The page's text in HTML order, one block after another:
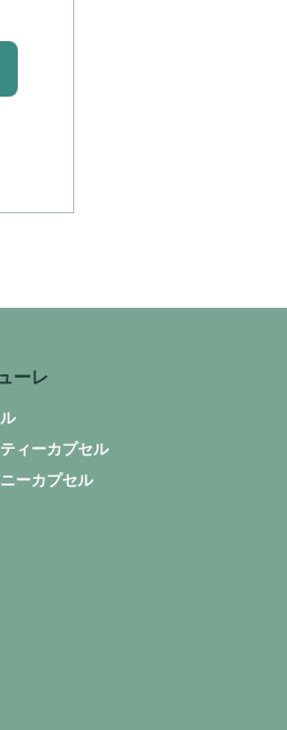
ーレ
ィーカプセル
ーカプセル